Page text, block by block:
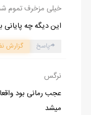
خیلی مزخرف تموم
این دیگه چه
پاسخ گزارش
نرگس
عجب رمانی بود
میشد